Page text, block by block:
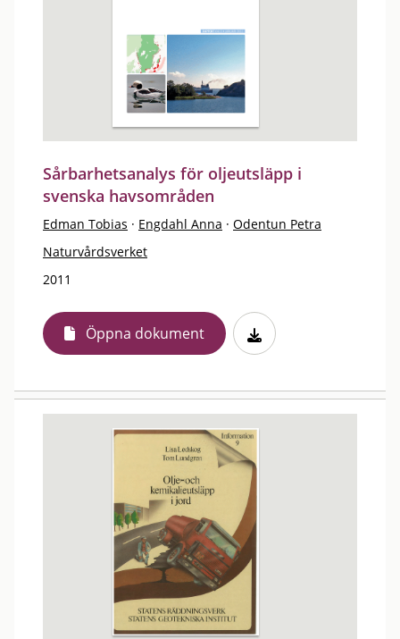
Sårbarhetsanalys för oljeutsläpp i
svenska havsområden
Edman Tobias · Engdahl Anna · Odentun Petra
Naturvårdsverket
2011
Öppna dokument